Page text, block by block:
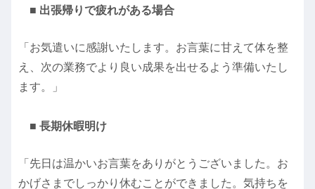
■ 出張帰りで疲れがある場合
「お気遣いに感謝いたします。お言葉に甘えて体を整
え、次の業務でより良い成果を出せるよう準備いたし
ます。」
■ 長期休暇明け
「先日は温かいお言葉をありがとうございました。お
かげさまでしっかり休むことができました。気持ちを